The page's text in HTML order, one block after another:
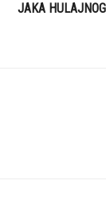
JAKA